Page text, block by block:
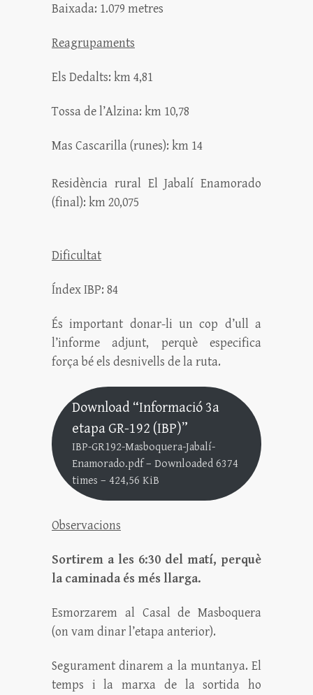
Baixada: 1.079 metres
Reagrupaments
Els Dedalts: km 4,81
Tossa de l’Alzina: km 10,78
Mas Cascarilla (runes): km 14
Residència rural El Jabalí Enamorado
(final): km 20,075
Dificultat
Índex IBP: 84
És important donar-li un cop d’ull a
l’informe adjunt, perquè especifica
força bé els desnivells de la ruta.
Download “Informació 3a
etapa GR-192 (IBP)”
IBP-GR192-Masboquera-Jabalí-
Enamorado.pdf – Downloaded 6374
times – 424,56 KiB
Observacions
Sortirem a les 6:30 del matí, perquè
la caminada és més llarga.
Esmorzarem al Casal de Masboquera
(on vam dinar l’etapa anterior).
Segurament dinarem a la muntanya. El
temps i la marxa de la sortida ho